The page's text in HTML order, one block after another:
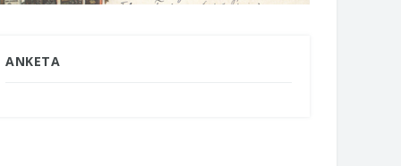
ANKETA